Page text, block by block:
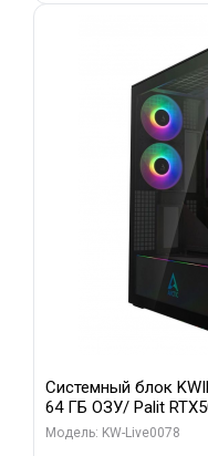
Системный блок
64 ГБ ОЗУ/ Palit
GDDR7 256bit 3xDP
Модель: KW-Live0078